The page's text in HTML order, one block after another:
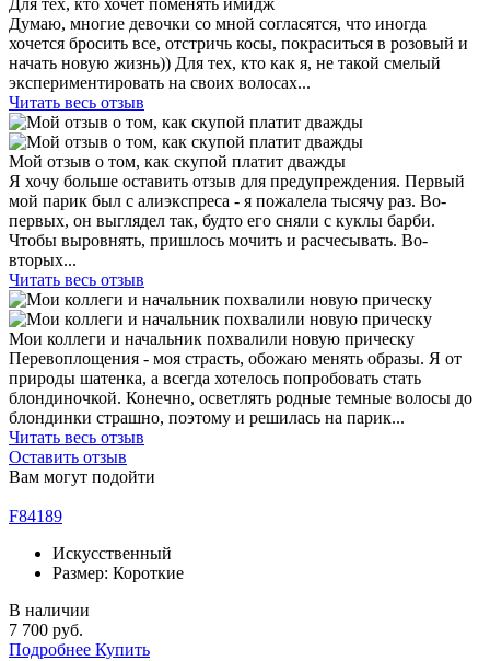
Для тех, кто хочет поменять имидж
Думаю, многие девочки со мной согласятся, что иногда
хочется бросить все, отстричь косы, покраситься в розовый и
начать новую жизнь)) Для тех, кто как я, не такой смелый
экспериментировать на своих волосах...
Читать весь отзыв
Мой отзыв о том, как скупой платит дважды
Я хочу больше оставить отзыв для предупреждения. Первый
мой парик был с алиэкспреса - я пожалела тысячу раз. Во-
первых, он выглядел так, будто его сняли с куклы барби.
Чтобы выровнять, пришлось мочить и расчесывать. Во-
вторых...
Читать весь отзыв
Мои коллеги и начальник похвалили новую прическу
Перевоплощения - моя страсть, обожаю менять образы. Я от
природы шатенка, а всегда хотелось попробовать стать
блондиночкой. Конечно, осветлять родные темные волосы до
блондинки страшно, поэтому и решилась на парик...
Читать весь отзыв
Оставить отзыв
Вам могут подойти
F84189
Искусственный
Размер: Короткие
В наличии
7 700 руб.
Подробнее Купить